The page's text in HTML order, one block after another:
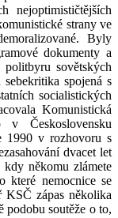
nejoptimističtějších
strany ve
Byly
dokumenty a
sovětských
spojená s
socialistických
Komunistická
Československu
1990 v rozhovoru s
dvacet let
někomu zlámete
které nemocnice se
zápas několika
soutěže o to,